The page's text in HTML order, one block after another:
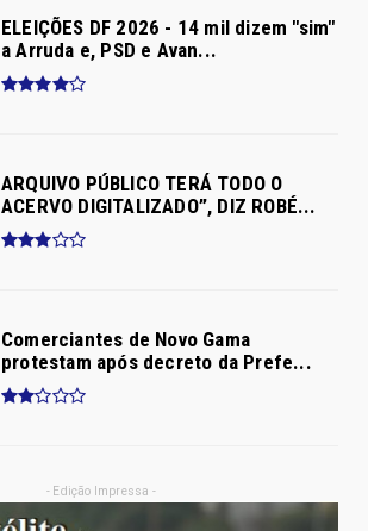
ELEIÇÕES DF 2026 - 14 mil dizem "sim"
a Arruda e, PSD e Avan...
ARQUIVO PÚBLICO TERÁ TODO O
ACERVO DIGITALIZADO”, DIZ ROBÉ...
Comerciantes de Novo Gama
protestam após decreto da Prefe...
- Edição Impressa -